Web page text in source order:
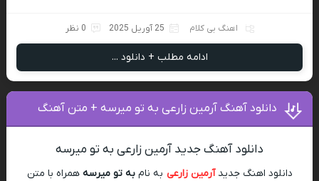
اهنگ بی کلام 25 آوریل 2025 0 نظر
ادامه مطلب + دانلود ...
دانلود آهنگ آرمین زارعی به تو میرسه + متن آهنگ
دانلود آهنگ جدید آرمین زارعی به تو میرسه
دانلود اهنگ جدیدآرمین زارعی به نامبه تو میرسه همراه با متن